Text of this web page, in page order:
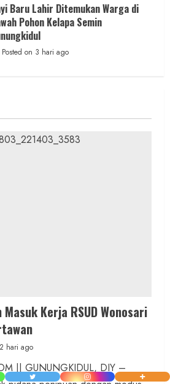
Baru Lahir Ditemukan Warga di
Pohon Kelapa Semin
Posted on 3 hari ago
Kerja RSUD Wonosari
hari ago
|| GUNUNGKIDUL, DIY –